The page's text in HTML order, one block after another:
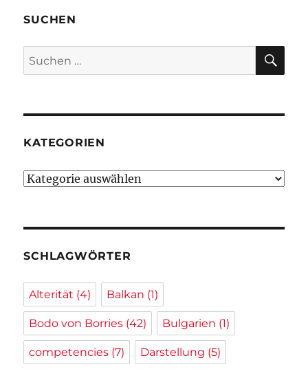
SUCHEN
Suchen
nach:
KATEGORIEN
Kategorien
SCHLAGWÖRTER
Alterität (4) Balkan (1)
Bodo von Borries (42) Bulgarien (1)
competencies (7) Darstellung (5)